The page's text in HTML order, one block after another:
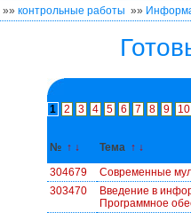
»» контрольные работы »»
1 2 3 4 5 6 7 8 9 10
№ ↑ ↓ Тема ↑ ↓
304679
Современные
303470
Введение в
Программное